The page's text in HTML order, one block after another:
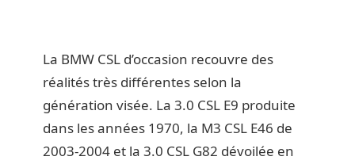
La BMW CSL d’occasion recouvre des
réalités très différentes selon la
génération visée. La 3.0 CSL E9 produite
dans les années 1970, la M3 CSL E46 de
2003-2004 et la 3.0 CSL G82 dévoilée en